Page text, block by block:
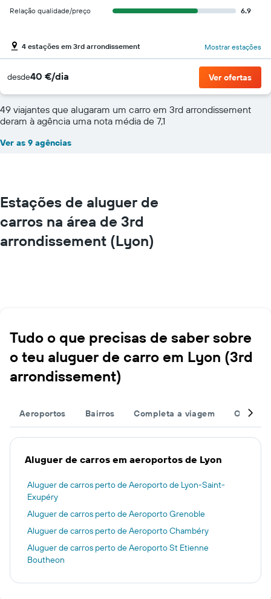
Relação qualidade/preço
6.9
4 estações em 3rd arrondissement Mostrar estações
desde40 €/dia Ver ofertas
49 viajantes que alugaram um carro em 3rd arrondissement
deram à agência uma nota média de 7,1
Ver as 9 agências
Estações de aluguer de
carros na área de 3rd
arrondissement (Lyon)
Tudo o que precisas de saber sobre
o teu aluguer de carro em Lyon (3rd
arrondissement)
Aeroportos Bairros Completa a viagem Outros
Aluguer de carros em aeroportos de Lyon
Aluguer de carros perto de Aeroporto de Lyon-Saint-
Exupéry
Aluguer de carros perto de Aeroporto Grenoble
Aluguer de carros perto de Aeroporto Chambéry
Aluguer de carros perto de Aeroporto St Etienne
Boutheon